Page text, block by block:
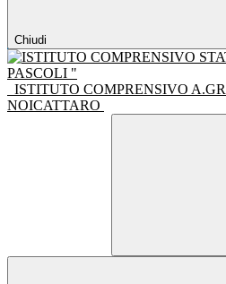
Chiudi
ISTITUTO COMPRENSIVO
NOICATTARO